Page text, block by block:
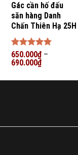
Gác cần hố đấu
săn hàng Danh
Chấn Thiên Hạ 25H
Được xếp
hạng55
650.000₫–
690.000₫